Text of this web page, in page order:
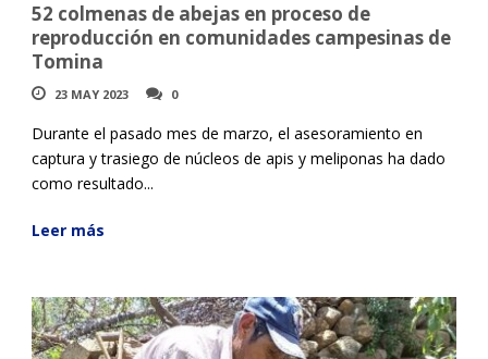
52 colmenas de abejas en proceso de
reproducción en comunidades campesinas de
Tomina
23 MAY 2023 0
Durante el pasado mes de marzo, el asesoramiento en
captura y trasiego de núcleos de apis y meliponas ha dado
como resultado...
Leer más